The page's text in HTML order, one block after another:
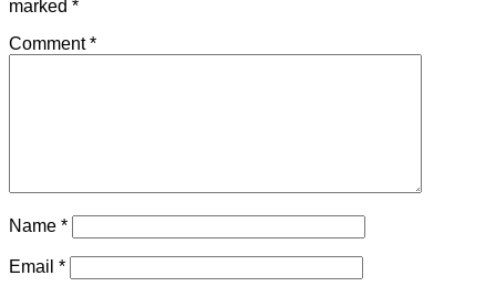
marked *
Comment*
Name *
Email *